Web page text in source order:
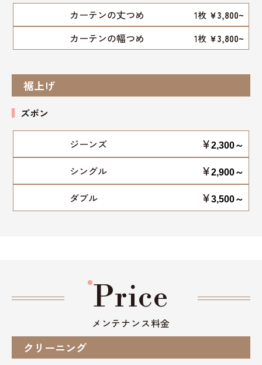
カーテンの丈つめ 1枚 ￥3,800~
カーテンの幅つめ 1枚 ￥3,800~
裾上げ
ズボン
ジーンズ ¥2,300～
シングル ¥2,900～
ダブル ¥3,500～
Price
メンテナンス料金
クリーニング